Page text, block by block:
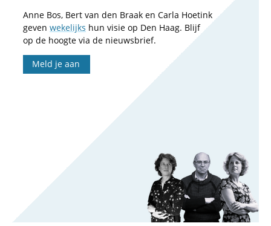
Anne Bos, Bert van den Braak en Carla Hoetink
geven wekelijks hun visie op Den Haag. Blijf
op de hoogte via de nieuwsbrief.
Meld je aan